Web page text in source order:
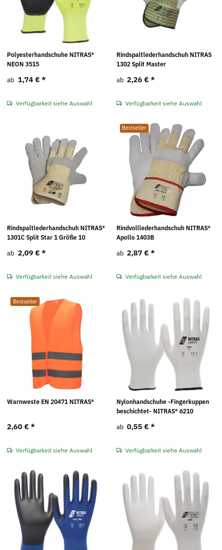
Polyesterhandschuhe NITRAS®
NEON 3515
ab 1,74 € *
Verfügbarkeit siehe Auswahl
Rindspaltlederhandschuh NITRAS
1302 Split Master
ab 2,26 € *
Verfügbarkeit siehe Auswahl
Rindspaltlederhandschuh NITRAS®
1301C Split Star 1 Größe 10
ab 2,09 € *
Verfügbarkeit siehe Auswahl
Bestseller
Rindvolllederhandschuh NITRAS®
Apollo 1403B
ab 2,87 € *
Verfügbarkeit siehe Auswahl
Bestseller
Warnweste EN 20471 NITRAS®
2,60 € *
Verfügbarkeit siehe Auswahl
Nylonhandschuhe -Fingerkuppen
beschichtet- NITRAS® 6210
ab 0,55 € *
Verfügbarkeit siehe Auswahl